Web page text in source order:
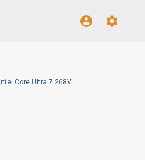
Intel Core Ultra 7 268V